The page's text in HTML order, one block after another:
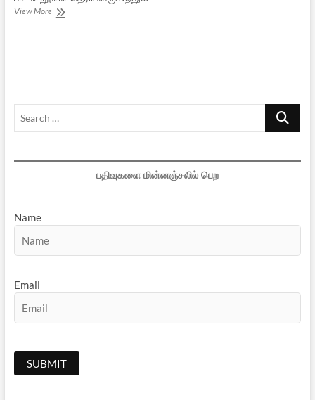
View Moreவேதாந்த
Search
பதிவுகளை மின்னஞ்சலில் பெற
Name
Email